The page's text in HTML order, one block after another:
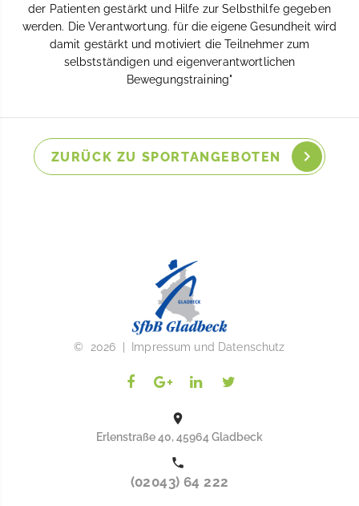
der Patienten gestärkt und Hilfe zur Selbsthilfe gegeben
werden. Die Verantwortung. für die eigene Gesundheit wird
damit gestärkt und motiviert die Teilnehmer zum
selbstständigen und eigenverantwortlichen
Bewegungstraining"
ZURÜCK ZU SPORTANGEBOTEN
© 2026 Impressum und Datenschutz
Erlenstraße 40, 45964 Gladbeck
(02043) 64 222